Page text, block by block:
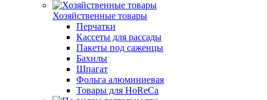
Хозяйственные товары
Перчатки
Кассеты для рассады
Пакеты под саженцы
Бахилы
Шпагат
Фольга алюминиевая
Товары для HoReCa